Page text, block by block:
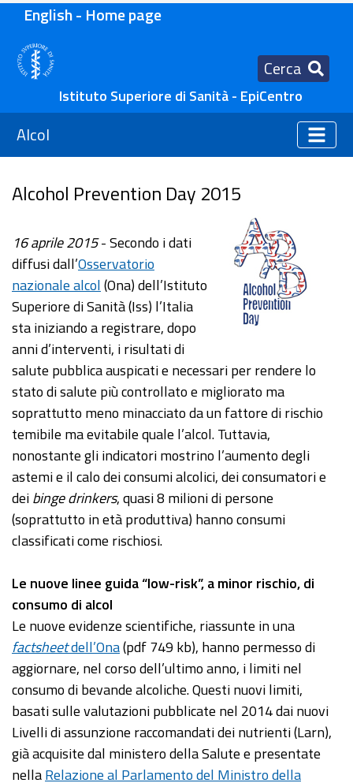
English - Home page
Cerca
Istituto Superiore di Sanità - EpiCentro
Alcol
Alcohol Prevention Day 2015
16 aprile 2015- Secondo i dati
diffusi dall’Osservatorio
nazionale alcol(Ona) dell’Istituto
Superiore di Sanità (Iss) l’Italia
sta iniziando a registrare, dopo
anni d’interventi, i risultati di
salute pubblica auspicati e necessari per rendere lo
stato di salute più controllato e migliorato ma
soprattutto meno minacciato da un fattore di rischio
temibile ma evitabile quale l’alcol. Tuttavia,
nonostante gli indicatori mostrino l’aumento degli
astemi e il calo dei consumi alcolici, dei consumatori e
deibinge drinkers, quasi 8 milioni di persone
(soprattutto in età produttiva) hanno consumi
classificati come rischiosi.
Le nuove linee guida “low-risk”, a minor rischio, di
consumo di alcol
Le nuove evidenze scientifiche, riassunte in una
factsheetdell’Ona(pdf 749 kb), hanno permesso di
aggiornare, nel corso dell’ultimo anno, i limiti nel
consumo di bevande alcoliche. Questi nuovi limiti,
basati sulle valutazioni pubblicate nel 2014 dai nuovi
Livelli di assunzione raccomandati dei nutrienti (Larn),
già acquisite dal ministero della Salute e presentate
nellaRelazione al Parlamento del Ministro della